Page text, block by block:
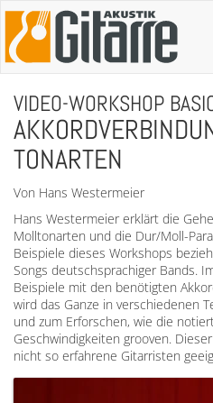
VIDEO-WORKSHOP
TONARTEN
Von Hans Westermeier
Hans Westermeier erklärt die
Molltonarten und die Dur/Moll-
Beispiele dieses Workshops
Songs deutschsprachiger Bands.
Beispiele mit den benötigten
wird das Ganze in verschiedenen
und zum Erforschen, wie die
Geschwindigkeiten grooven.
nicht so erfahrene Gitarristen